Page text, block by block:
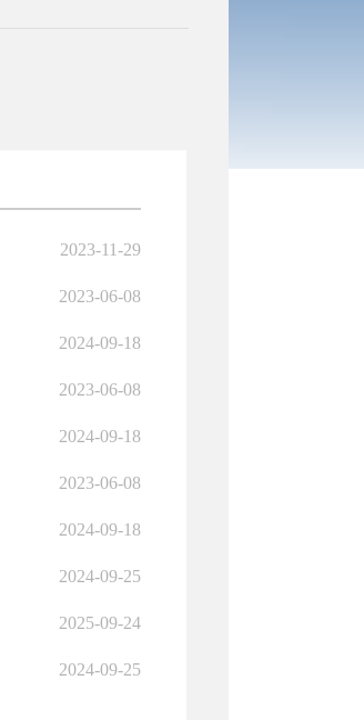
2023-11-29
2023-06-08
2024-09-18
2023-06-08
2024-09-18
2023-06-08
2024-09-18
2024-09-25
2025-09-24
2024-09-25